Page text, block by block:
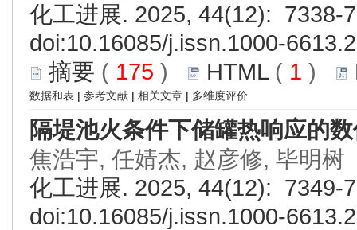
化工进展. 2025, 44(12): 7338-
doi:10.16085/j.issn.1000-
摘要 ( 175 ) HTML( 1 )
数据和表 | 参考文献 | 相关文章 | 多维度评价
隔堤池火条件下储罐热响应的
焦浩宇, 任婧杰, 赵彦修, 毕明树
化工进展. 2025, 44(12): 7349-
doi:10.16085/j.issn.1000-